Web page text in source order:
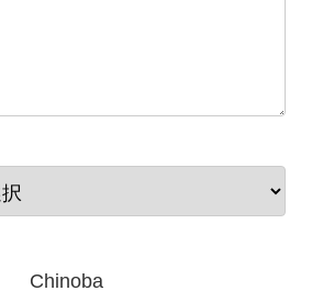
Chinoba